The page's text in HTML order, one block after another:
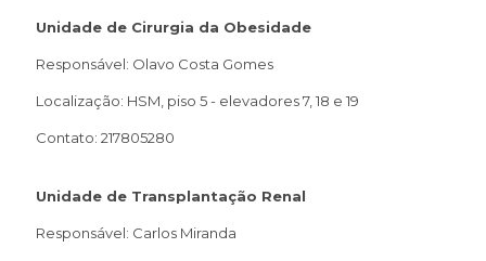
Unidade de Cirurgia da Obesidade
Responsável: Olavo Costa Gomes
Localização: HSM, piso 5 - elevadores 7, 18 e 19
Contato: 217805280
Unidade de Transplantação Renal
Responsável: Carlos Miranda